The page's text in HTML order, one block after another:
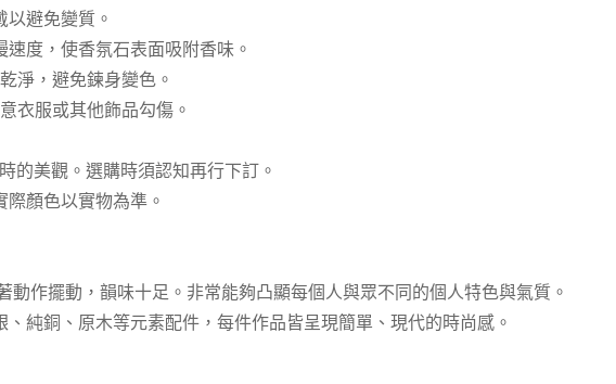
避免變質。
度，使香氛石表面吸附香味。
淨，避免鍊身變色。
衣服或其他飾品勾傷。
的美觀。選購時須認知再行下訂。
顏色以實物為準。
作擺動，韻味十足。非常能夠凸顯每個人與眾不同的個人特色與氣質。
純銅、原木等元素配件，每件作品皆呈現簡單、現代的時尚感。